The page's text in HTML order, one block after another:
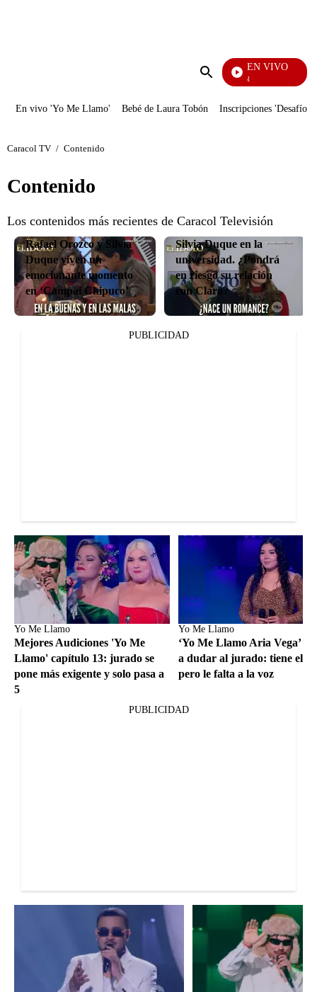
Enviar
EN VIVO
Noticias Caracol
En vivo 'Yo Me Llamo' Bebé de Laura Tobón Inscripciones 'Desafío'
Caracol TV / Contenido
Contenido
Los contenidos más recientes de Caracol Televisión
Rafael Orozco y Silvia
Duque viven un
emocionante momento
en ‘Campai Chipuco’
Rafael Orozco conoce a
Silvia Duque en la
universidad. ¿Pondrá
en riesgo su relación
con Clara?
PUBLICIDAD
Yo Me Llamo
Mejores Audiciones 'Yo Me
Llamo' capítulo 13: jurado se
pone más exigente y solo pasa a
5
Yo Me Llamo
‘Yo Me Llamo Aria Vega’
a dudar al jurado: tiene el
pero le falta a la voz
PUBLICIDAD